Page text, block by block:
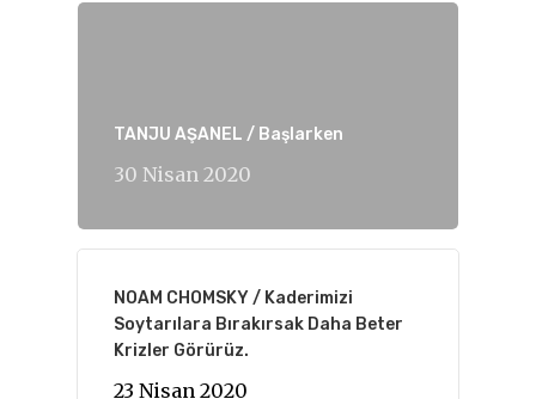
TANJU AŞANEL / Başlarken
30 Nisan 2020
NOAM CHOMSKY / Kaderimizi
Soytarılara Bırakırsak Daha Beter
Krizler Görürüz.
23 Nisan 2020